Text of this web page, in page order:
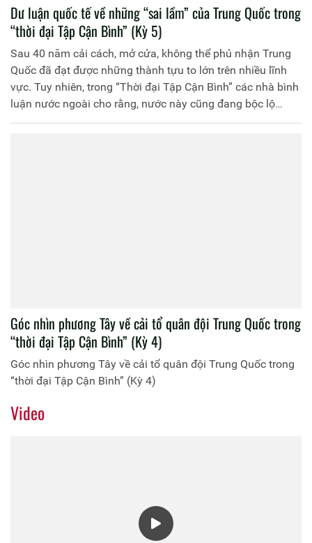
Dư luận quốc tế về những “sai lầm” của Trung Quốc trong
“thời đại Tập Cận Bình” (Kỳ 5)
Sau 40 năm cải cách, mở cửa, không thể phủ nhận Trung
Quốc đã đạt được những thành tựu to lớn trên nhiều lĩnh
vực. Tuy nhiên, trong “Thời đại Tập Cận Bình” các nhà bình
luận nước ngoài cho rằng, nước này cũng đang bộc lộ
những điểm yếu “cốt tử”. Đặc biệt, khi chiến tranh thương
Góc nhìn phương Tây về cải tổ quân đội Trung Quốc trong
“thời đại Tập Cận Bình” (Kỳ 4)
Góc nhìn phương Tây về cải tổ quân đội Trung Quốc trong
“thời đại Tập Cận Bình” (Kỳ 4)
Video